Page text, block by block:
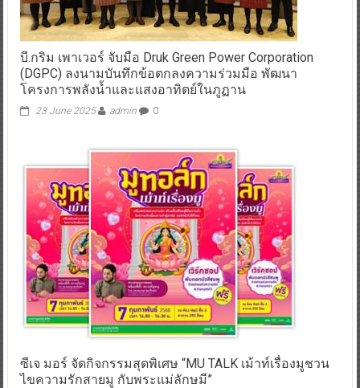
บี.กริม เพาเวอร์ จับมือ Druk Green Power Corporation
(DGPC) ลงนามบันทึกข้อตกลงความร่วมมือ พัฒนา
โครงการพลังน้ำและแสงอาทิตย์ในภูฏาน
23 June 2025 admin 0
ซีเจ มอร์ จัดกิจกรรมสุดพิเศษ “MU TALK เม้าท์เรื่องมูชวน
ไขความรักสายมู กับพระแม่ลักษมี”